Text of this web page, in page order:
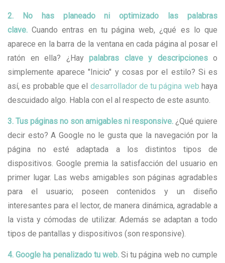
2. No has planeado ni optimizado las palabras
clave. Cuando entras en tu página web, ¿qué es lo que
aparece en la barra de la ventana en cada página al posar el
ratón en ella? ¿Hay palabras clave y descripcioneso
simplemente aparece "Inicio" y cosas por el estilo? Si es
así, es probable que el desarrollador de tu página web haya
descuidado algo. Habla con el al respecto de este asunto.
3. Tus páginas no son amigables ni responsive. ¿Qué quiere
decir esto? A Google no le gusta que la navegación por la
página no esté adaptada a los distintos tipos de
dispositivos. Google premia la satisfacción del usuario en
primer lugar. Las webs amigables son páginas agradables
para el usuario; poseen contenidos y un diseño
interesantes para el lector, de manera dinámica, agradable a
la vista y cómodas de utilizar. Además se adaptan a todo
tipos de pantallas y dispositivos (son responsive).
4. Google ha penalizado tu web.Si tu página web no cumple